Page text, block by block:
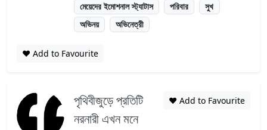
মেয়েদের ইমোশনাল স্ট্যাটাস পরিবার
সুখ
অভিনয়
অভিনেত্রী
❤️ Add to Favourite
পৃথিবীজুড়ে প্রতিটি
নরনারী এখন মনে
❤️ Add to Favourite